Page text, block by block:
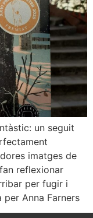
un seguit
imatges de
reflexionar
per fugir i
Anna Farners